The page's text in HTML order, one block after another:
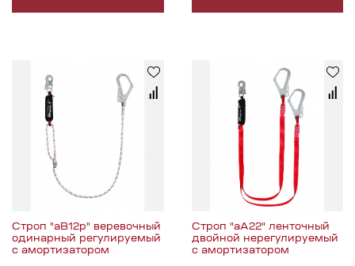
Строп "аВ12р" веревочный
одинарный регулируемый
с амортизатором
Строп "аА22" ленточный
двойной нерегулируемый
с амортизатором